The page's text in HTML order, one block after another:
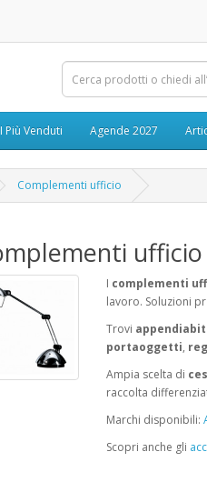
I Più Venduti Agende 2027
Complementi ufficio
ufficio
I complementi
lavoro. Soluzioni
Trovi
portaoggetti,
Ampia scelta di
raccolta
Marchi disponibili:
Scopri anche gli